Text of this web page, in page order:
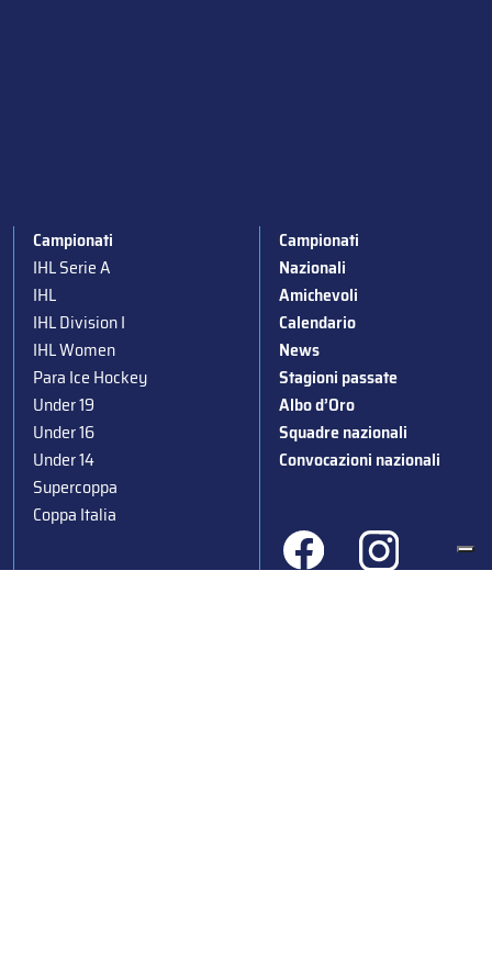
Campionati
IHL Serie A
IHL
IHL Division I
IHL Women
Para Ice Hockey
Under 19
Under 16
Under 14
Supercoppa
Coppa Italia
Campionati
Nazionali
Amichevoli
Calendario
News
Stagioni passate
Albo d’Oro
Squadre nazionali
Convocazioni nazionali